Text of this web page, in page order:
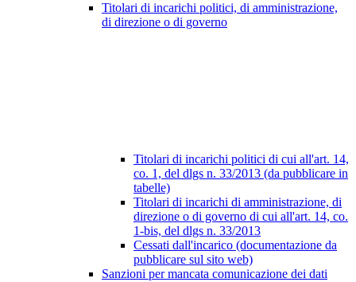
Titolari di incarichi politici, di amministrazione,
di direzione o di governo
Titolari di incarichi politici di cui all'art. 14,
co. 1, del dlgs n. 33/2013 (da pubblicare in
tabelle)
Titolari di incarichi di amministrazione, di
direzione o di governo di cui all'art. 14, co.
1-bis, del dlgs n. 33/2013
Cessati dall'incarico (documentazione da
pubblicare sul sito web)
Sanzioni per mancata comunicazione dei dati